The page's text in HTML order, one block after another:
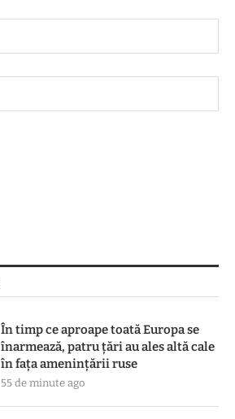
În timp ce aproape toată Europa se
înarmează, patru ţări au ales altă cale
în faţa ameninţării ruse
55 de minute ago